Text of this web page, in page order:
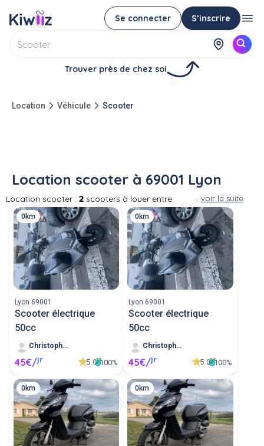
Se connecter S’inscrire
Trouver près de chez soi
Location Véhicule Scooter
Location scooter à 69001 Lyon
Location scooter : 2 scooters à louer entre
particuliers à 69001 Lyon Louer le scooter d'un
particulier à proximité pour vos trajets. Partout
en France, des particuliers proposent la
location de leur scooter. Les scooters
proposés à la location par des particuliers
sont aussi bien des scooter 50cc que des
scooter 125cc.
voir la suite
0km
Lyon 69001
Scooter électrique
50cc
Christophe F
45€/jr 5.0 100%
0km
Lyon 69001
Scooter électrique
50cc
Christophe F
45€/jr 5.0 100%
0km 0km